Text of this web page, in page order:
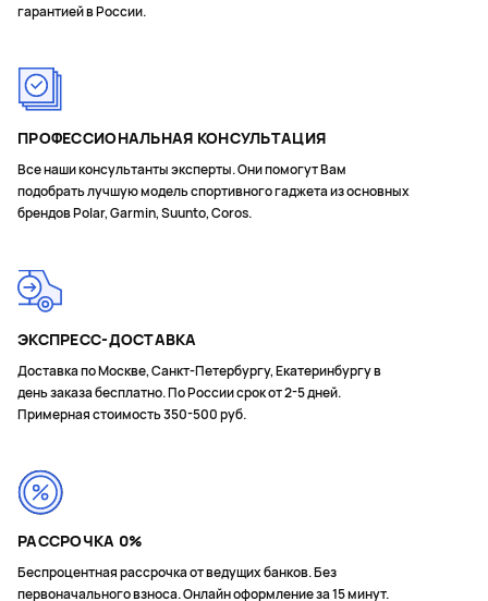
гарантией в России.
ПРОФЕССИОНАЛЬНАЯ КОНСУЛЬТАЦИЯ
Все наши консультанты эксперты. Они помогут Вам
подобрать лучшую модель спортивного гаджета из основных
брендов Polar, Garmin, Suunto, Coros.
ЭКСПРЕСС-ДОСТАВКА
Доставка по Москве, Санкт-Петербургу, Екатеринбургу в
день заказа бесплатно. По России срок от 2-5 дней.
Примерная стоимость 350-500 руб.
РАССРОЧКА 0%
Беспроцентная рассрочка от ведущих банков. Без
первоначального взноса. Онлайн оформление за 15 минут.